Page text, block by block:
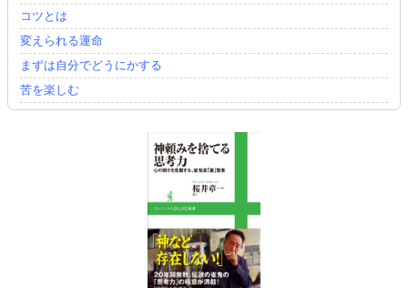
コツとは
変えられる運命
まずは自分でどうにかする
苦を楽しむ